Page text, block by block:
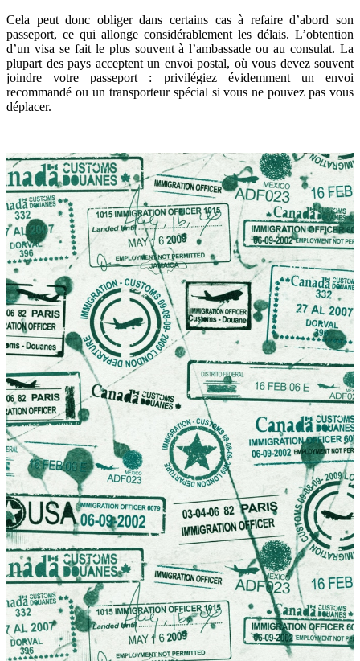
Cela peut donc obliger dans certains cas à refaire d’abord son
passeport, ce qui allonge considérablement les délais. L’obtention
d’un visa se fait le plus souvent à l’ambassade ou au consulat. La
plupart des pays acceptent un envoi postal, où vous devez souvent
joindre votre passeport : privilégiez évidemment un envoi
recommandé ou un transporteur spécial si vous ne pouvez pas vous
déplacer.